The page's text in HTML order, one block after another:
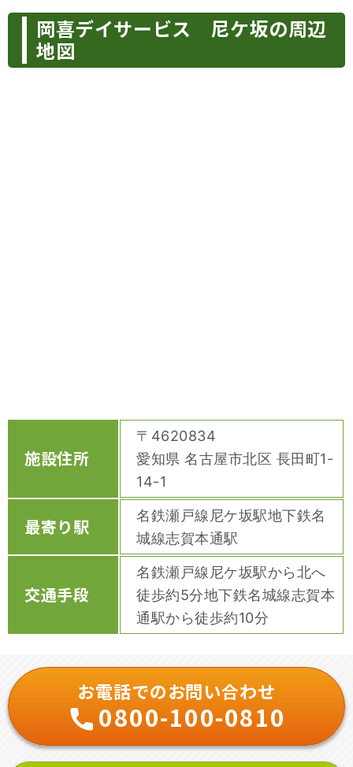
岡喜デイサービス 尼ケ坂の周辺
地図
施設住所
〒4620834
愛知県 名古屋市北区 長田町1-
14-1
最寄り駅
名鉄瀬戸線尼ケ坂駅地下鉄名
城線志賀本通駅
交通手段
名鉄瀬戸線尼ケ坂駅から北へ
徒歩約5分地下鉄名城線志賀本
通駅から徒歩約10分
お電話でのお問い合わせ
0800-100-0810